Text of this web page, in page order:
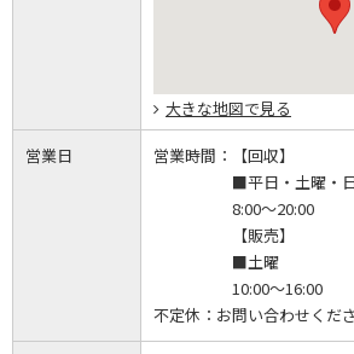
大きな地図で見る
営業日 営業時間：
【回収】
■平日・土曜・
8:00～20:00
【販売】
■土曜
10:00～16:00
不定休： お問い合わせくだ